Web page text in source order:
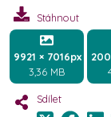
Stáhnout
9921 × 7016px
3,36 MB
Sdílet